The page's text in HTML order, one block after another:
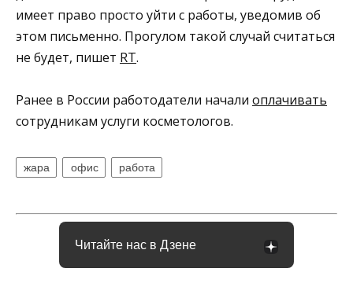
имеет право просто уйти с работы, уведомив об
этом письменно. Прогулом такой случай считаться
не будет, пишет RT.
Ранее в России работодатели начали оплачивать
сотрудникам услуги косметологов.
жара офис работа
Читайте нас в Дзене